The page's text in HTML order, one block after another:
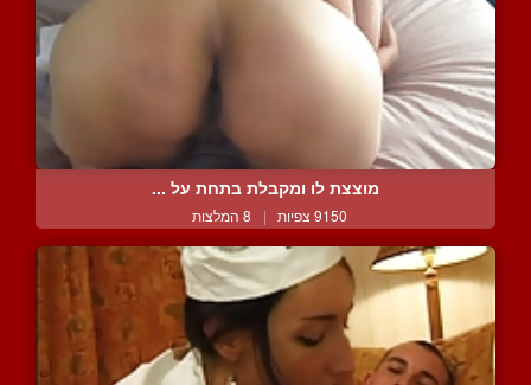
מוצצת לו ומקבלת בתחת על ...
9150 צפיות | 8 המלצות